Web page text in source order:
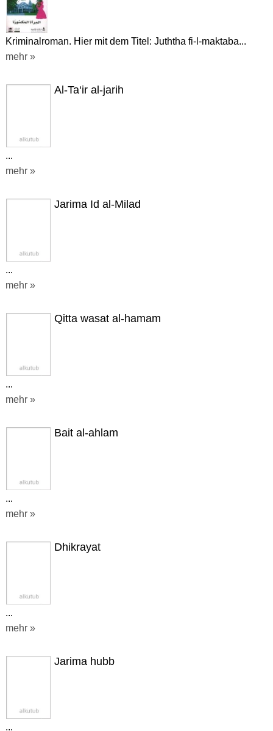
Kriminalroman. Hier mit dem Titel: Juththa fi-l-maktaba...
mehr »
Al-Ta‘ir al-jarih
...
mehr »
Jarima Id al-Milad
...
mehr »
Qitta wasat al-hamam
...
mehr »
Bait al-ahlam
...
mehr »
Dhikrayat
...
mehr »
Jarima hubb
...